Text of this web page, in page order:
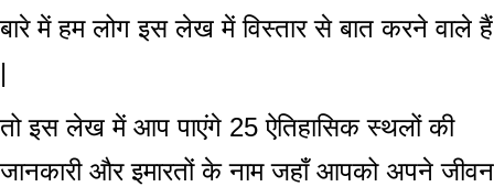
बारे में हम लोग इस लेख में विस्तार से बात करने वाले हैं
|
तो इस लेख में आप पाएंगे 25 ऐतिहासिक स्थलों की
जानकारी और इमारतों के नाम जहाँ आपको अपने जीवन